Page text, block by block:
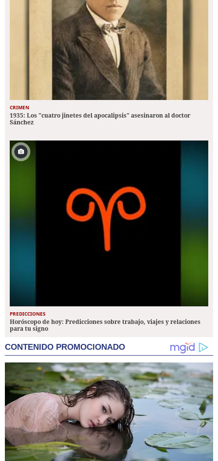
CRIMEN
1935: Los "cuatro jinetes del apocalipsis" asesinaron al doctor
Sánchez
PREDICCIONES
Horóscopo de hoy: Predicciones sobre trabajo, viajes y relaciones
para tu signo
CONTENIDO PROMOCIONADO